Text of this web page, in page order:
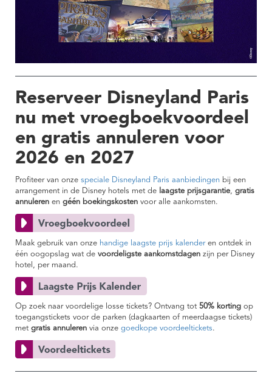
Reserveer Disneyland Paris
nu met vroegboekvoordeel
en gratis annuleren voor
2026 en 2027
Profiteer van onze speciale Disneyland Paris aanbiedingen bij een
arrangement in de Disney hotels met de laagste prijsgarantie
gratis
annuleren en géén boekingskosten voor alle aankomsten.
Maak gebruik van onze handige laagste prijs kalenderen ontdek in
één oogopslag wat de voordeligste aankomstdagen zijn per Disney
hotel, per maand.
Op zoek naar voordelige losse tickets? Ontvang tot 50% korting op
toegangstickets voor de parken (dagkaarten of meerdaagse tickets)
met gratis annuleren via onze goedkope voordeeltickets.